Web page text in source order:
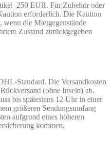
250 EUR. Für Zubehör oder
erforderlich. Die Kaution
die Mietgegenstände
Zustand zurückgegeben
Standard. Die Versandkosten
(ohne Inseln) ab.
bis spätestens 12 Uhr in einer
größeren Sendungsumfang
aufgrund eines höheren
kommen.